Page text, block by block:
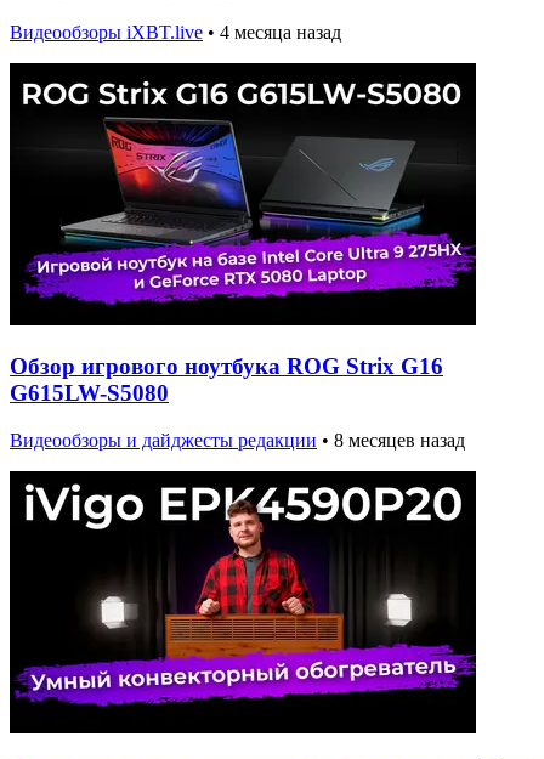
Видеообзоры iXBT.live • 4 месяца назад
Обзор игрового ноутбука ROG Strix G16
G615LW-S5080
Видеообзоры и дайджесты редакции • 8 месяцев назад